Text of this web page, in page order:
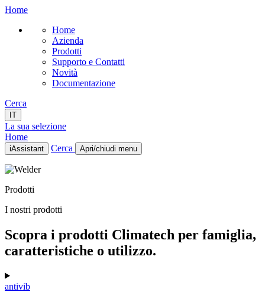
Home
Home
Azienda
Prodotti
Supporto e Contatti
Novità
Documentazione
Cerca
IT
La sua selezione
Home
iAssistant Cerca Apri/chiudi menu
Home
Prodotti
Novità
IT
Prodotti
I nostri prodotti
Scopra i prodotti Climatech per famiglia,
caratteristiche o utilizzo.
antivib